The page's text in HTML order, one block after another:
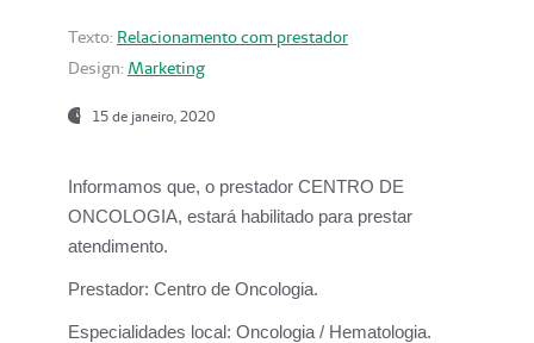
Texto: Relacionamento com prestador
Design: Marketing
15 de janeiro, 2020
Informamos que, o prestador CENTRO DE
ONCOLOGIA, estará habilitado para prestar
atendimento.
Prestador: Centro de Oncologia.
Especialidades local: Oncologia / Hematologia.